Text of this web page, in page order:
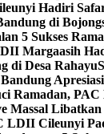
Hadiri
di
5 Sukses
Margaasih
di Desa Rahayu
Ramadan,
Massal Libatkan
LDII Cileunyi